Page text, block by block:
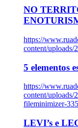
NO
https://
content/uploads/
5 elementos
https://
content/uploads/
fileminimizer-
LEVI’s e